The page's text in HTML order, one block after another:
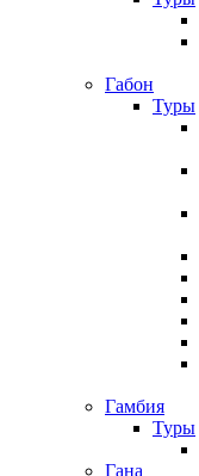
Габон
Туры
Гамбия
Туры
Гана